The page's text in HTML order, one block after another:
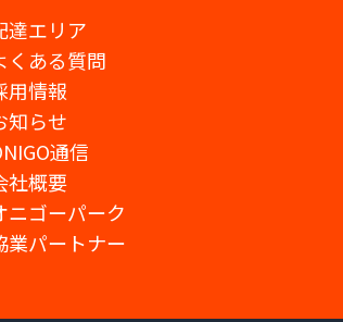
達エリア
くある質問
用情報
知らせ
通信
社概要
ニゴーパーク
業パートナー